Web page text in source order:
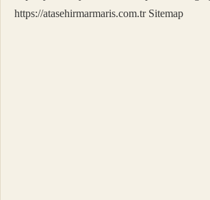
Ne
https://atasehirmarmaris.com.tr Sitemap